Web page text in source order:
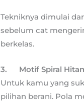
Tekniknya dimulai
sebelum cat
berkelas.
3. Motif Spiral
Untuk kamu yang
pilihan berani. Pola